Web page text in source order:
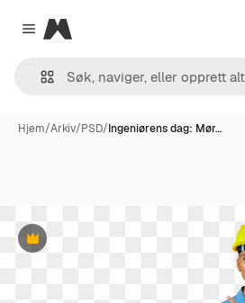
Close menu
Magnific
Hjem/Arkiv/PSD/Ingeniørens dag: Mør…
Premium